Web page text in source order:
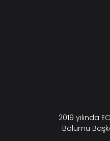
2019 yılında
Bölümü